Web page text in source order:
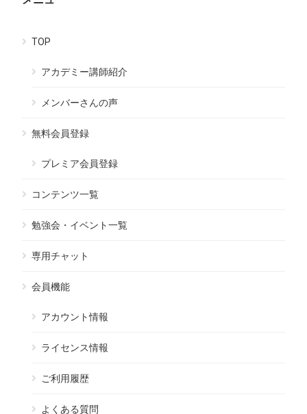
TOP
アカデミー講師紹介
メンバーさんの声
無料会員登録
プレミア会員登録
コンテンツ一覧
勉強会・イベント一覧
専用チャット
会員機能
アカウント情報
ライセンス情報
ご利用履歴
よくある質問